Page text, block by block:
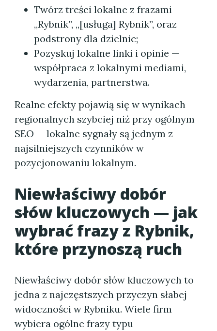
Twórz treści lokalne z frazami
„Rybnik”, „[usługa] Rybnik”, oraz
podstrony dla dzielnic;
Pozyskuj lokalne linki i opinie —
współpraca z lokalnymi mediami,
wydarzenia, partnerstwa.
Realne efekty pojawią się w wynikach
regionalnych szybciej niż przy ogólnym
SEO — lokalne sygnały są jednym z
najsilniejszych czynników w
pozycjonowaniu lokalnym.
Niewłaściwy dobór
słów kluczowych — jak
wybrać frazy z Rybnik,
które przynoszą ruch
Niewłaściwy dobór słów kluczowych to
jedna z najczęstszych przyczyn słabej
widoczności w Rybniku. Wiele firm
wybiera ogólne frazy typu